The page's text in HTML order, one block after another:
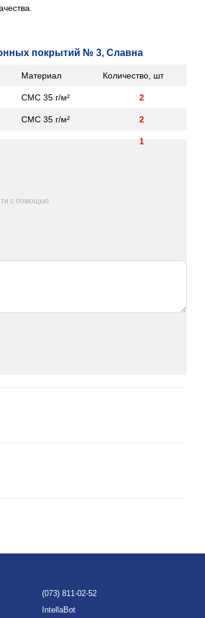
покрытий № 3, Славна
Материал Количество, шт
СМС 35 г/м² 2
СМС 35 г/м² 2
1
с помощью
(073) 811-02-52
IntellaBot